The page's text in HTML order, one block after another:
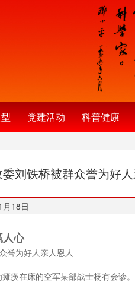
党建活动 科普健康
刘铁桥被群众誉为好
18日
人心
誉为好人亲人恩人
痪在床的空军某部战士杨有会诊